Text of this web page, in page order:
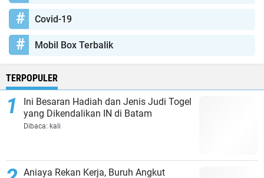
Covid-19
Mobil Box Terbalik
TERPOPULER
Ini Besaran Hadiah dan Jenis Judi Togel
yang Dikendalikan IN di Batam
Dibaca: kali
Aniaya Rekan Kerja, Buruh Angkut